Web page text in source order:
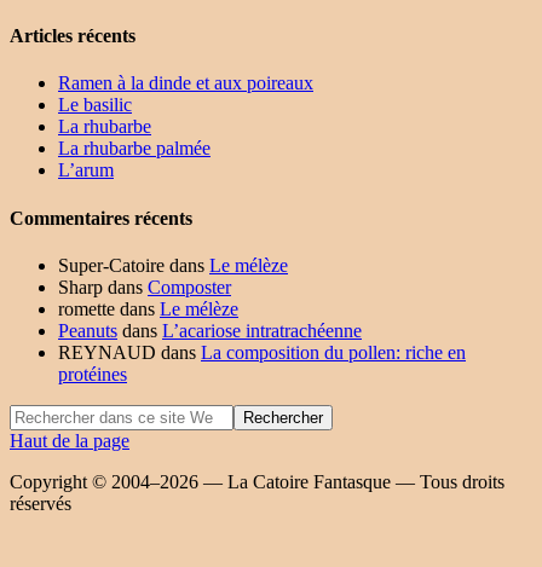
Articles récents
Ramen à la dinde et aux poireaux
Le basilic
La rhubarbe
La rhubarbe palmée
L’arum
Commentaires récents
Super-Catoire dans Le mélèze
Sharp dans Composter
romette dans Le mélèze
Peanuts dans L’acariose intratrachéenne
REYNAUD dans La composition du pollen: riche en
protéines
Haut de la page
Copyright © 2004–2026 — La Catoire Fantasque — Tous droits
réservés